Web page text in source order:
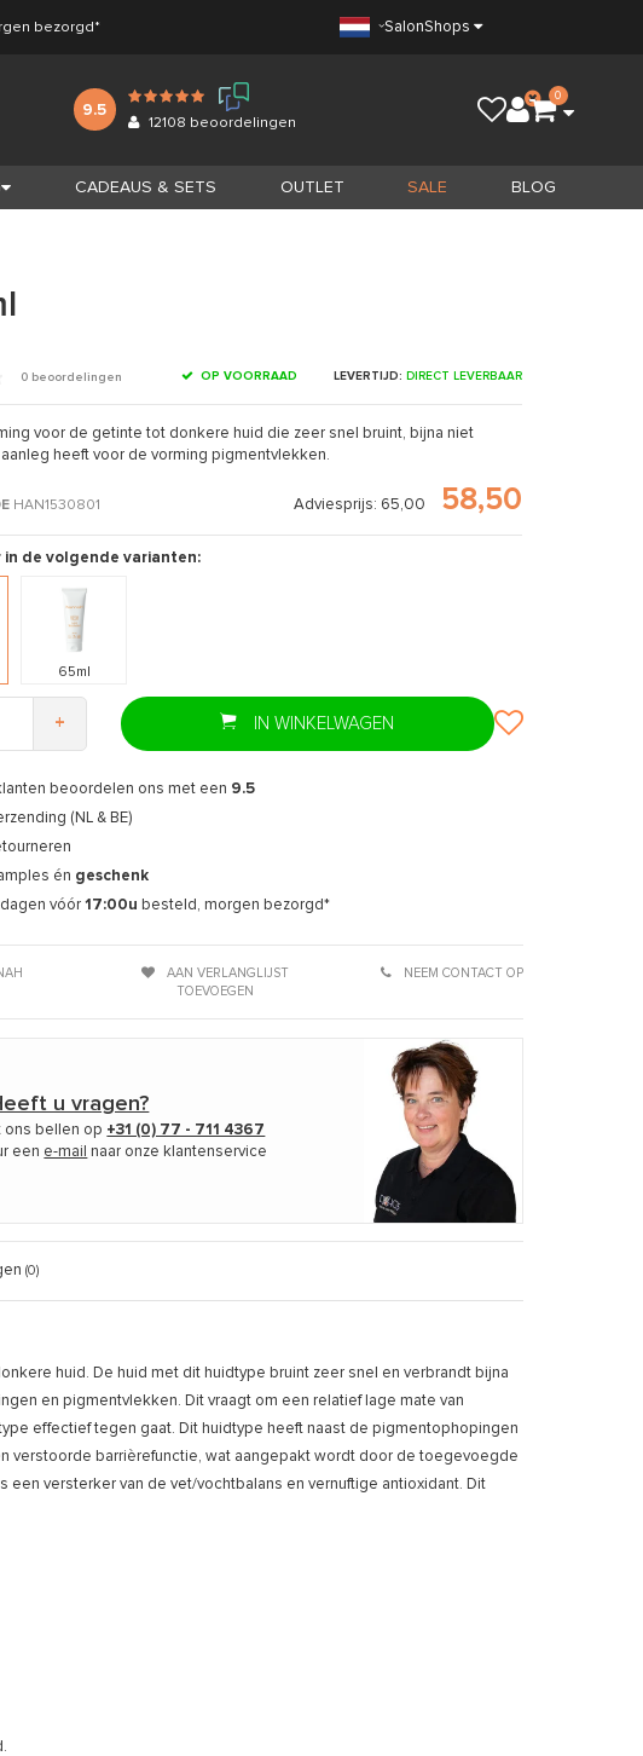
bezorgd* SalonShops
9.5
12108 beoordelingen
0
CADEAUS & SETS OUTLET SALE BLOG
0 beoordelingen OP VOORRAAD LEVERTIJD: DIRECT LEVERBAAR
voor de getinte tot donkere huid die zeer snel bruint, bijna niet
heeft voor de vorming pigmentvlekken.
HAN1530801 Adviesprijs: 65,00 58,50
in de volgende varianten:
65ml
+ IN WINKELWAGEN
beoordelen ons met een 9.5
(NL & BE)
én geschenk
vóór17:00u besteld, morgen bezorgd*
AAN VERLANGLIJST
TOEVOEGEN
NEEM CONTACT OP
u vragen?
ons bellen op +31 (0) 77 - 711 4367
een e-mail naar onze klantenservice
(0)
huid. De huid met dit huidtype bruint zeer snel en verbrandt bijna
en pigmentvlekken. Dit vraagt om een relatief lage mate van
effectief tegen gaat. Dit huidtype heeft naast de pigmentophopingen
verstoorde barrièrefunctie, wat aangepakt wordt door de toegevoegde
versterker van de vet/vochtbalans en vernuftige antioxidant. Dit